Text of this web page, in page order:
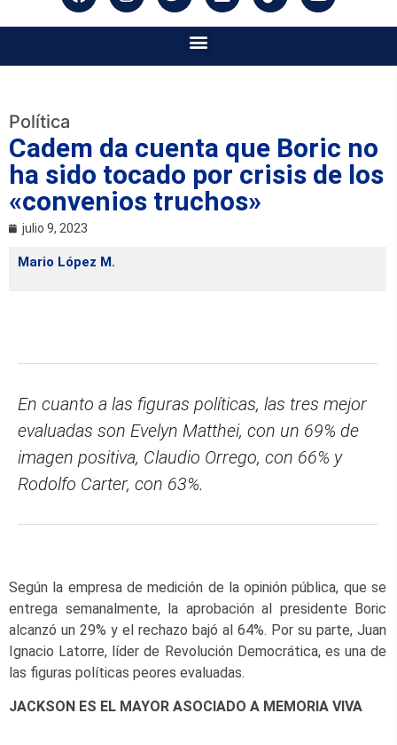
Política
Cadem da cuenta que Boric no
ha sido tocado por crisis de los
«convenios truchos»
julio 9, 2023
Mario López M.
En cuanto a las figuras políticas, las tres mejor
evaluadas son Evelyn Matthei, con un 69% de
imagen positiva, Claudio Orrego, con 66% y
Rodolfo Carter, con 63%.
Según la empresa de medición de la opinión pública, que se
entrega semanalmente, la aprobación al presidente Boric
alcanzó un 29% y el rechazo bajó al 64%. Por su parte, Juan
Ignacio Latorre, líder de Revolución Democrática, es una de
las figuras políticas peores evaluadas.
JACKSON ES EL MAYOR ASOCIADO A MEMORIA VIVA